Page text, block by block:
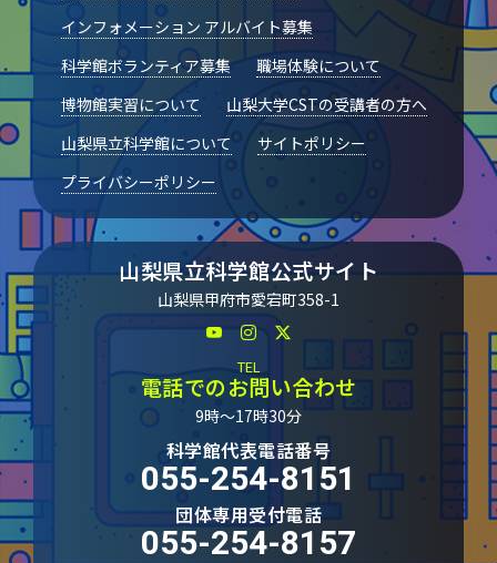
インフォメーション アルバイト募集
科学館ボランティア募集
職場体験について
博物館実習について
山梨大学CSTの受講者の方へ
山梨県立科学館について
サイトポリシー
プライバシーポリシー
山梨県立科学館公式サイト
山梨県甲府市愛宕町358-1
TEL
電話でのお問い合わせ
9時～17時30分
科学館代表電話番号
055-254-8151
団体専用受付電話
055-254-8157